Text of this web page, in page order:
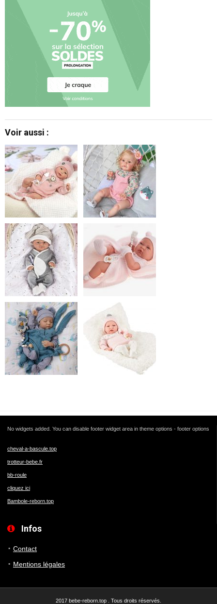
Voir aussi :
No widgets added. You can disable footer widget area in theme options - footer options
cheval-a-bascule.top
trotteur-bebe.fr
bb-roule
cliquez ici
Bambole-reborn.top
Infos
Contact
Mentions légales
2017 bebe-reborn.top . Tous droits réservés.